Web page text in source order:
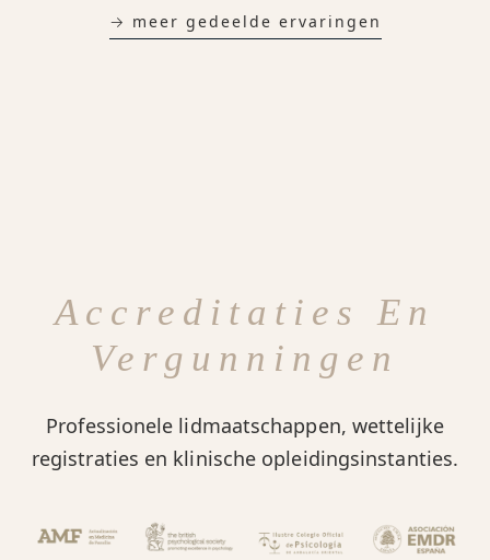
→ meer gedeelde ervaringen
Accreditaties En
Vergunningen
Professionele lidmaatschappen, wettelijke
registraties en klinische opleidingsinstanties.